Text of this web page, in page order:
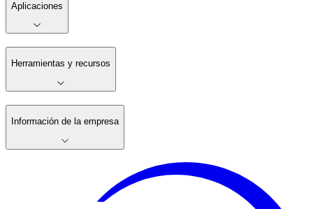
Aplicaciones
Herramientas y recursos
Información de la empresa